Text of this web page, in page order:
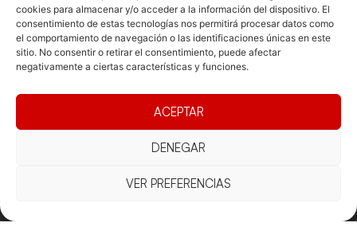
cookies para almacenar y/o acceder a la información del dispositivo. El
consentimiento de estas tecnologías nos permitirá procesar datos como
el comportamiento de navegación o las identificaciones únicas en este
sitio. No consentir o retirar el consentimiento, puede afectar
negativamente a ciertas características y funciones.
ACEPTAR
DENEGAR
VER PREFERENCIAS